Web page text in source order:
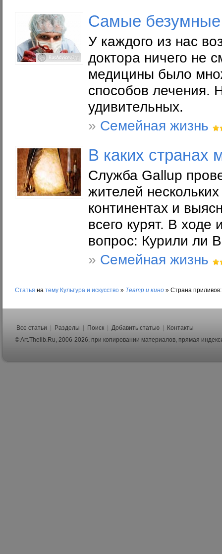
Самые безумные
У каждого из нас
доктора ничего не
медицины было
способов лечения.
удивительных.
» Семейная жизнь
В каких странах
Служба Gallup
жителей
континентах и
всего курят. В
вопрос: Курили ли
» Семейная жизнь
Статья на тему Культура и искусство » Театр и кино » Страна
Все статьи Разделы Поиск Добавить статью
Контакты
© Art.Thelib.Ru, 2006-2026, при копировании материалов, прямая